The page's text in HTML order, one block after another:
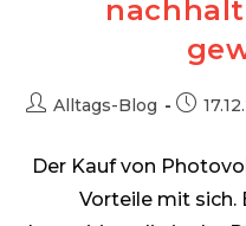
Beitrags-
Alltags-Blog
Beitrag
Der Kauf von
Vorteile mit sich.